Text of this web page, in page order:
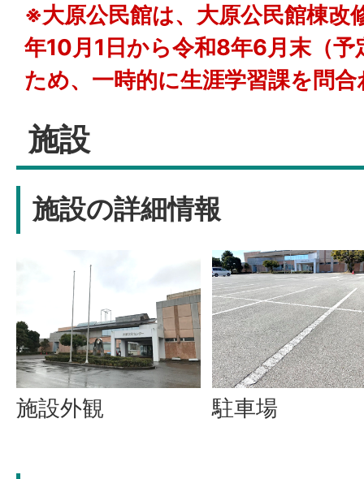
※大原公民館は、大原公民館棟改
年10月1日から令和8年6月末（
ため、一時的に生涯学習課を問
施設
施設の詳細情報
施設外観 駐車場